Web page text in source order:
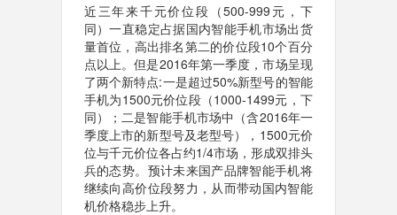
近三年来千元价位段（500-999元，下
同）一直稳定占据国内智能手机市场出货
量首位，高出排名第二的价位段10个百分
点以上。但是2016年第一季度，市场呈现
了两个新特点:一是超过50%新型号的智能
手机为1500元价位段（1000-1499元，下
同）；二是智能手机市场中（含2016年一
季度上市的新型号及老型号），1500元价
位与千元价位各占约1/4市场，形成双排头
兵的态势。预计未来国产品牌智能手机将
继续向高价位段努力，从而带动国内智能
机价格稳步上升。